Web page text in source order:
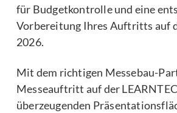
für Budgetkontrolle und eine
Vorbereitung Ihres Auftritts auf
2026.
Mit dem richtigen Messebau-
Messeauftritt auf der
überzeugenden